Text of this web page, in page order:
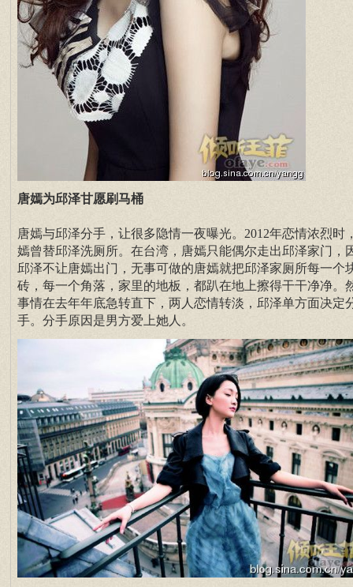
唐嫣为邱泽甘愿刷马桶
唐嫣与邱泽分手，让很多隐情一夜曝光。2012年恋情浓烈时
嫣曾替邱泽洗厕所。在台湾，唐嫣只能偶尔走出邱泽家门，
邱泽不让唐嫣出门，无事可做的唐嫣就把邱泽家厕所每一个
砖，每一个角落，家里的地板，都趴在地上擦得干干净净。
事情在去年年底急转直下，两人恋情转淡，邱泽单方面决定
手。分手原因是男方爱上她人。